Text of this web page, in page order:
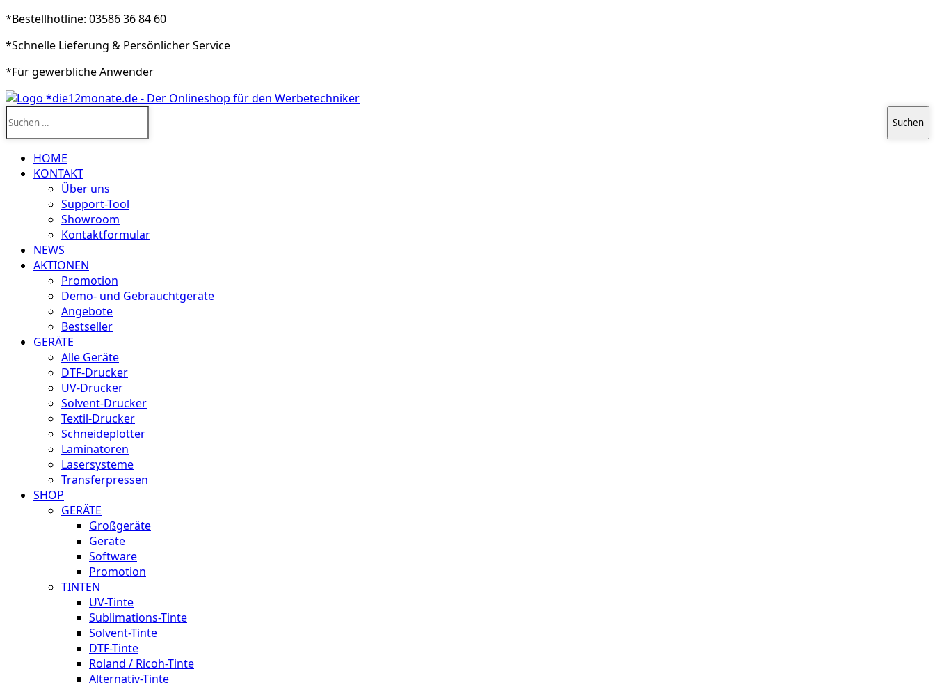
*Bestellhotline: 03586 36 84 60
*Schnelle Lieferung & Persönlicher Service
*Für gewerbliche Anwender
nach:
HOME
KONTAKT
Über uns
Support-Tool
Showroom
Kontaktformular
NEWS
AKTIONEN
Promotion
Demo- und Gebrauchtgeräte
Angebote
Bestseller
GERÄTE
Alle Geräte
DTF-Drucker
UV-Drucker
Solvent-Drucker
Textil-Drucker
Schneideplotter
Laminatoren
Lasersysteme
Transferpressen
SHOP
GERÄTE
Großgeräte
Geräte
Software
Promotion
TINTEN
UV-Tinte
Sublimations-Tinte
Solvent-Tinte
DTF-Tinte
Roland / Ricoh-Tinte
Alternativ-Tinte